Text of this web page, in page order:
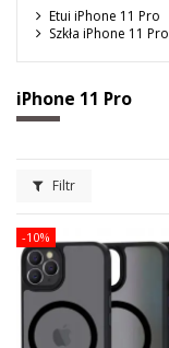
Etui iPhone 11 Pro
Szkła iPhone 11 Pro
iPhone 11 Pro
Filtr
-10%